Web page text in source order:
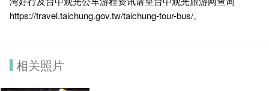
https://travel.taichung.gov.tw/taichung-tour-bus/。
相关照片